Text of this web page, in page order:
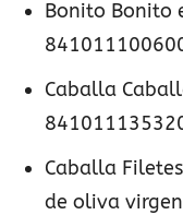
Bonito Bonito
Caballa
Caballa
de oliva